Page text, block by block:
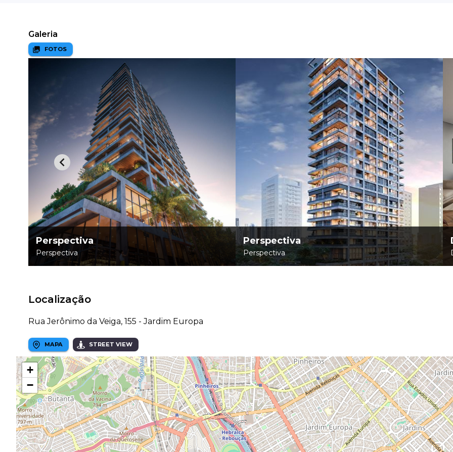
Galeria
FOTOS
Perspectiva
Perspectiva
Perspectiva
Perspectiva
Localização
Rua Jerônimo da Veiga, 155 - Jardim Europa
MAPA STREET VIEW
+
−